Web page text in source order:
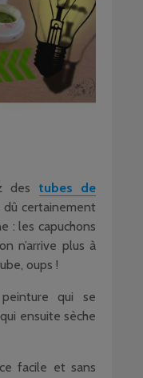
des tubes de
dû certainement
: les capuchons
n’arrive plus à
oups !
qui se
ensuite sèche
facile et sans